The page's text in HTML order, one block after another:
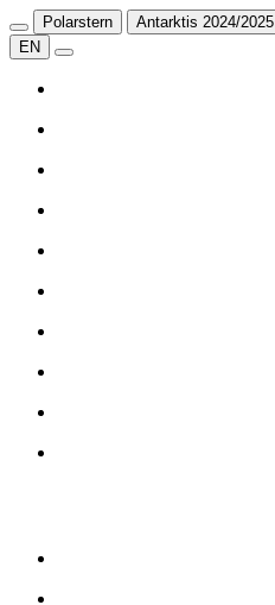
Polarstern
Antarktis 2024/2025
EN